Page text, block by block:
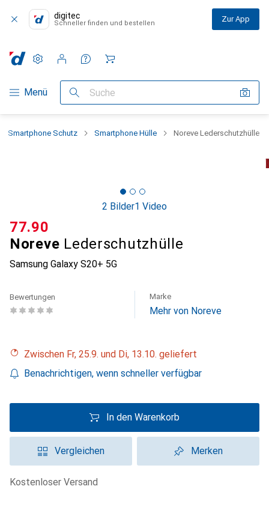
digitec
Schneller finden und bestellen Zur App
Navigation nach Kategorien
Menü Suche
Einstellungen
Kundenkonto
Vergleichslisten
Merklisten
Warenkorb
Smartphone Schutz Smartphone Hülle Noreve Lederschutzhülle
2 Bilder1 Video
Noreve Lederschutzhülle
Samsung Galaxy S20+ 5G
CHF
77.90
Bewertungen Marke
Mehr von Noreve
Zwischen Fr, 25.9. und Di, 13.10. geliefert
Benachrichtigen, wenn schneller verfügbar
In den Warenkorb
Vergleichen Merken
kostenloser Versand